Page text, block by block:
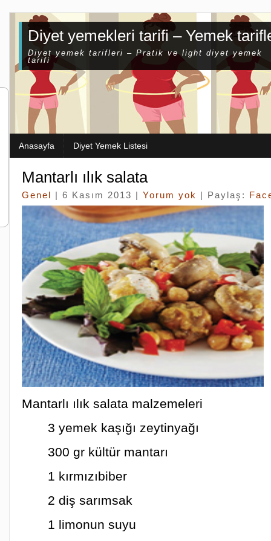
Diyet yemekleri tarifi – Yemek
Diyet yemek tarifleri – Pratik ve light diyet yemek
tarifi
Anasayfa Diyet Yemek Listesi
Mantarlı ılık salata
Genel | 6 Kasım 2013 | Yorum yok | Paylaş:
Mantarlı ılık salata malzemeleri
3 yemek kaşığı zeytinyağı
300 gr kültür mantarı
1 kırmızıbiber
2 diş sarımsak
1 limonun suyu